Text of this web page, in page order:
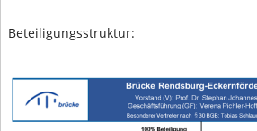
Beteiligungsstruktur: